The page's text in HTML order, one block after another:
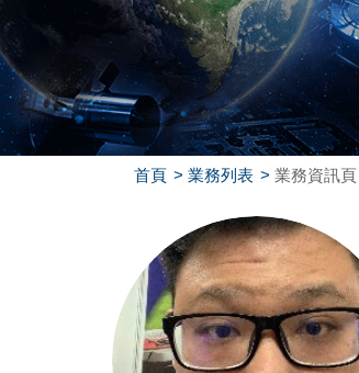
首頁 業務列表 業務資訊頁